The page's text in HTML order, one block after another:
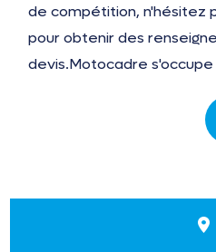
de compétition, n'hésitez
pour obtenir des
devis.Motocadre s'occupe